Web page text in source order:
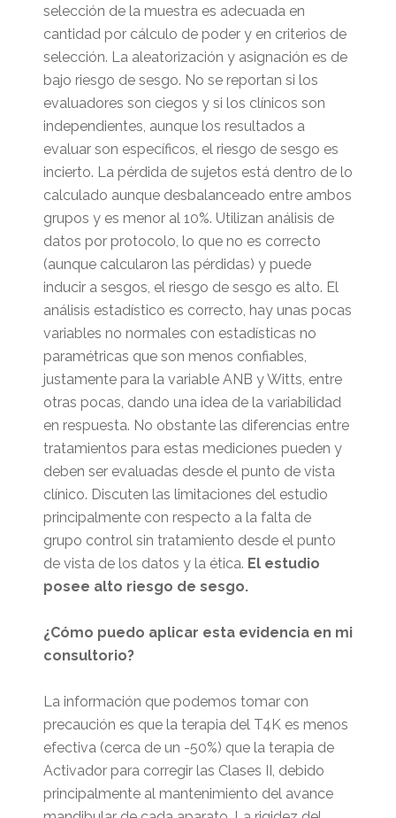
selección de la muestra es adecuada en
cantidad por cálculo de poder y en criterios de
selección. La aleatorización y asignación es de
bajo riesgo de sesgo. No se reportan si los
evaluadores son ciegos y si los clínicos son
independientes, aunque los resultados a
evaluar son específicos, el riesgo de sesgo es
incierto. La pérdida de sujetos está dentro de lo
calculado aunque desbalanceado entre ambos
grupos y es menor al 10%. Utilizan análisis de
datos por protocolo, lo que no es correcto
(aunque calcularon las pérdidas) y puede
inducir a sesgos, el riesgo de sesgo es alto. El
análisis estadístico es correcto, hay unas pocas
variables no normales con estadísticas no
paramétricas que son menos confiables,
justamente para la variable ANB y Witts, entre
otras pocas, dando una idea de la variabilidad
en respuesta. No obstante las diferencias entre
tratamientos para estas mediciones pueden y
deben ser evaluadas desde el punto de vista
clínico. Discuten las limitaciones del estudio
principalmente con respecto a la falta de
grupo control sin tratamiento desde el punto
de vista de los datos y la ética. El estudio
posee alto riesgo de sesgo.
¿Cómo puedo aplicar esta evidencia en mi
consultorio?
La información que podemos tomar con
precaución es que la terapia del T4K es menos
efectiva (cerca de un -50%) que la terapia de
Activador para corregir las Clases II, debido
principalmente al mantenimiento del avance